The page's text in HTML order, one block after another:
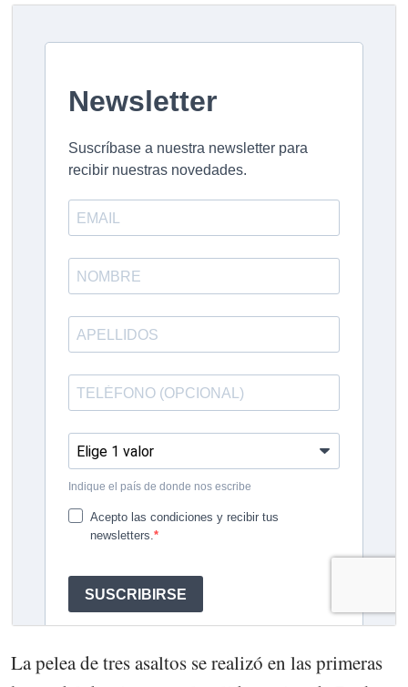
La pelea de tres asaltos se realizó en las primeras